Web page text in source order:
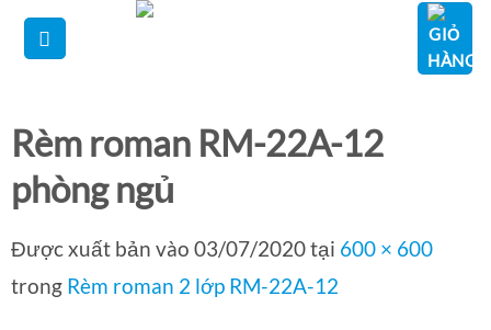
Bỏ
qua
dung
Rèm roman RM-22A-12
phòng ngủ
Được xuất bản vào 03/07/2020tại 600 × 600
trong Rèm roman 2 lớp RM-22A-12